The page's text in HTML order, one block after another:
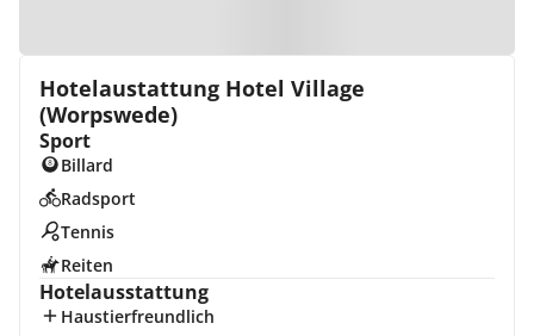
Hotelaustattung Hotel Village
(Worpswede)
Sport
Billard
Radsport
Tennis
Reiten
Hotelausstattung
Haustierfreundlich